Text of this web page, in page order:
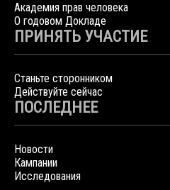
Академия прав человека
О годовом Докладе
ПРИНЯТЬ УЧАСТИЕ
Станьте сторонником
Действуйте сейчас
ПОСЛЕДНЕЕ
Новости
Кампании
Исследования